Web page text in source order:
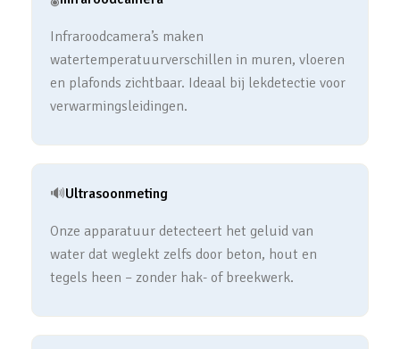
Infraroodcamera’s maken
watertemperatuurverschillen in muren, vloeren
en plafonds zichtbaar. Ideaal bij lekdetectie voor
verwarmingsleidingen.
🔊Ultrasoonmeting
Onze apparatuur detecteert het geluid van
water dat weglekt zelfs door beton, hout en
tegels heen – zonder hak- of breekwerk.